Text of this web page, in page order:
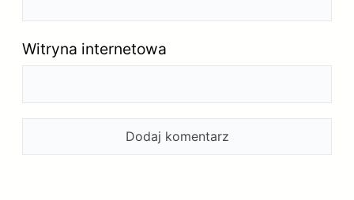
Witryna internetowa